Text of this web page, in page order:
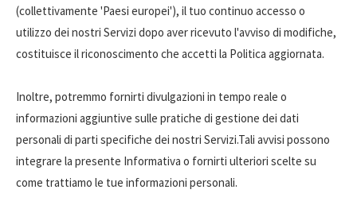
(collettivamente 'Paesi europei'), il tuo continuo accesso o
utilizzo dei nostri Servizi dopo aver ricevuto l'avviso di modifiche,
costituisce il riconoscimento che accetti la Politica aggiornata.
Inoltre, potremmo fornirti divulgazioni in tempo reale o
informazioni aggiuntive sulle pratiche di gestione dei dati
personali di parti specifiche dei nostri Servizi.Tali avvisi possono
integrare la presente Informativa o fornirti ulteriori scelte su
come trattiamo le tue informazioni personali.